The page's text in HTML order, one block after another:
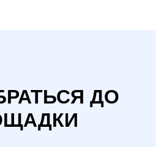
ДО